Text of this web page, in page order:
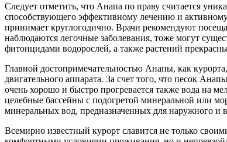
Следует отметить, что Анапа по праву считается
способствующего эффективному лечению и активному
принимает круглогодично. Врачи рекомендуют
наблюдаются легочные заболевания, тоже могут
фитонцидами водорослей, а также растений
Главной достопримечательностью Анапы, как
двигательного аппарата. За счет того, что песок
очень хорошо и быстро прогревается также вода на
целебные бассейны с подогретой минеральной или
минеральных вод, предназначенных для наружного и
Всемирно известный курорт славится не только